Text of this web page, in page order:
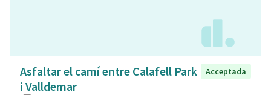
Asfaltar el camí entre Calafell Park
i Valldemar
Acceptada